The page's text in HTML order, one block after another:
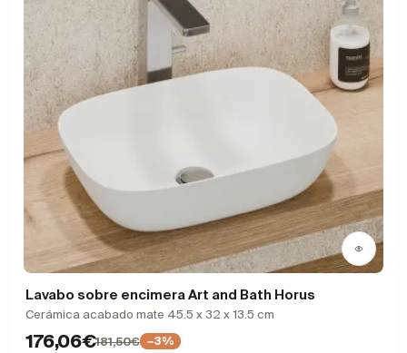
Lavabo sobre encimera Art and Bath Horus
Cerámica acabado mate 45.5 x 32 x 13.5 cm
176,06€181,50€ −3%